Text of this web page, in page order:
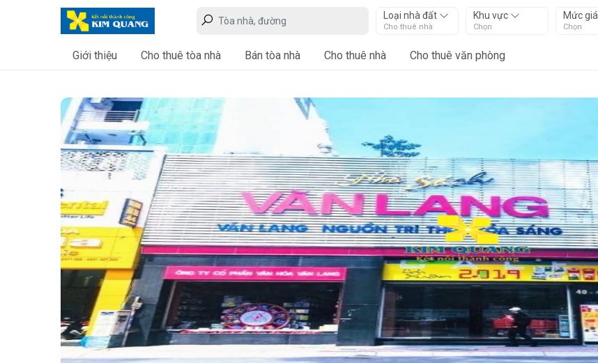
Loại nhà đất
Cho thuê nhà
Khu vực
Chọn
Mức giá
Chọn
Giới thiệu Cho thuê tòa nhà Bán tòa nhà Cho thuê nhà Cho thuê văn phòng